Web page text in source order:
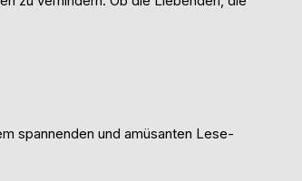
spannenden und amüsanten Lese-